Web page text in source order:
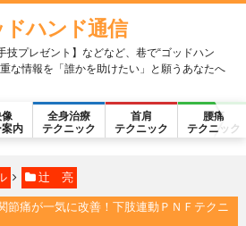
ドハンド通信
技プレゼント】などなど、巷で“ゴッドハン
な情報を「誰かを助けたい」と願うあなたへ
内
全身治療
テクニック
首肩
テクニック
腰痛
テクニック
辻 亮
節痛が一気に改善！下肢連動ＰＮＦテクニ